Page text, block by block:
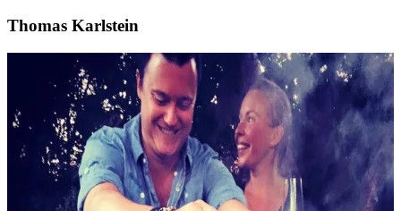
Thomas Karlstein